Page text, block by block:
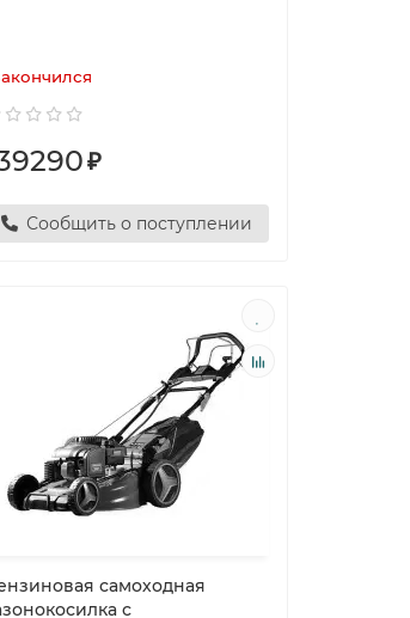
₽
Сообщить о поступлении
самоходная
с